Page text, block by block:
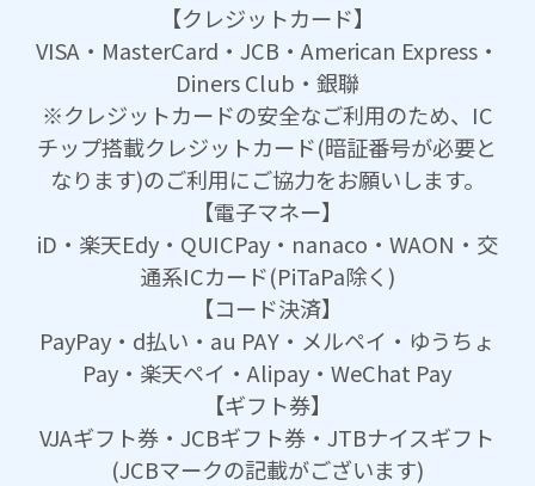
【クレジットカード】
VISA・MasterCard・JCB・American Express・
Diners Club・銀聯
※クレジットカードの安全なご利用のため、IC
チップ搭載クレジットカード(暗証番号が必要と
なります)のご利用にご協力をお願いします。
【電子マネー】
iD・楽天Edy・QUICPay・nanaco・WAON・交
通系ICカード(PiTaPa除く)
【コード決済】
PayPay・d払い・au PAY・メルペイ・ゆうちょ
Pay・楽天ペイ・Alipay・WeChat Pay
【ギフト券】
VJAギフト券・JCBギフト券・JTBナイスギフト
(JCBマークの記載がございます)